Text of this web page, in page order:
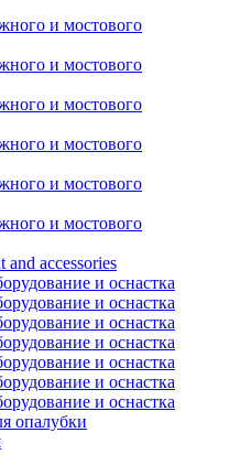
и мостового
и мостового
и мостового
и мостового
и мостового
и мостового
accessories
и оснастка
и оснастка
и оснастка
и оснастка
и оснастка
и оснастка
и оснастка
опалубки